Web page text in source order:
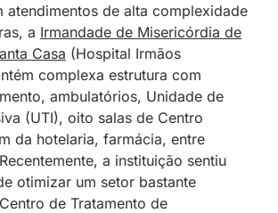
atendimentos de alta complexidade
a Irmandade de Misericórdia de
Casa (Hospital Irmãos
complexa estrutura com
ambulatórios, Unidade de
(UTI), oito salas de Centro
da hotelaria, farmácia, entre
a instituição sentiu
otimizar um setor bastante
de Tratamento de